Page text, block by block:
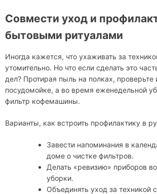
Совмести уход и
бытовыми ритуалами
Иногда кажется, что ухаживать за
утомительно. Но что если сделать это
дел? Протирая пыль на полках, проверьте
посудомойке, а во время еженедельной
фильтр кофемашины.
Варианты, как встроить профилактику в
Завести напоминания в
доме о чистке фильтров.
Делать «ревизию» приборов
уборки.
Объединять уход за техникой